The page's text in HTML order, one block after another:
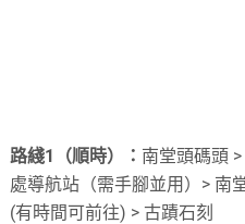
路綫1（順時）： 南堂頭碼頭
處導航站（需手腳並用）> 南
(有時間可前往) > 古蹟石刻